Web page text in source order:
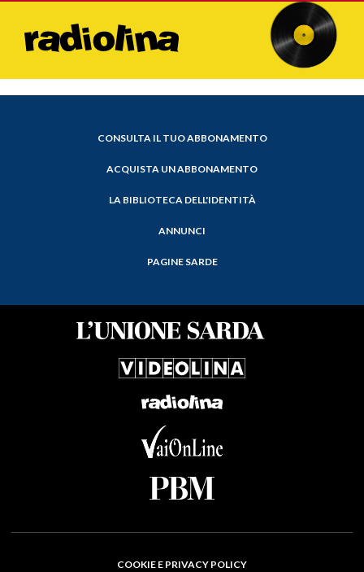
CONSULTA IL TUO ABBONAMENTO
ACQUISTA UN ABBONAMENTO
LA BIBLIOTECA DELL'IDENTITÀ
ANNUNCI
PAGINE SARDE
COOKIE E PRIVACY POLICY